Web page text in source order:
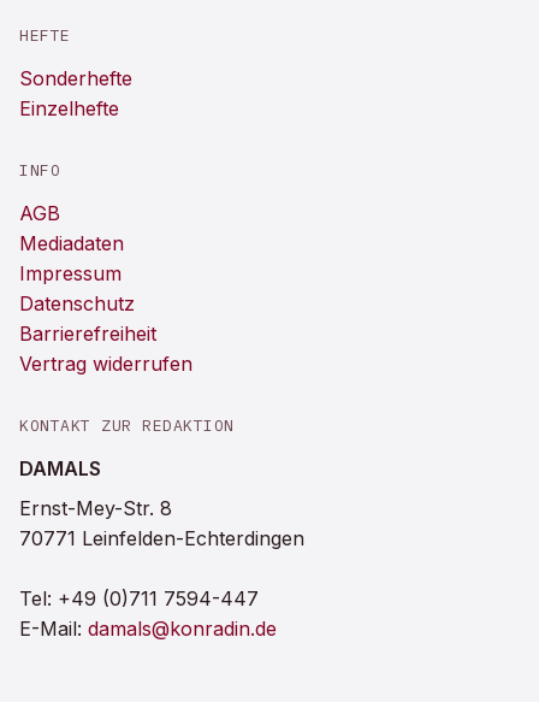
HEFTE
Sonderhefte
Einzelhefte
INFO
AGB
Mediadaten
Impressum
Datenschutz
Barrierefreiheit
Vertrag widerrufen
KONTAKT ZUR REDAKTION
DAMALS
Ernst-Mey-Str. 8
70771 Leinfelden-Echterdingen
Tel: +49 (0)711 7594-447
E-Mail: damals@konradin.de